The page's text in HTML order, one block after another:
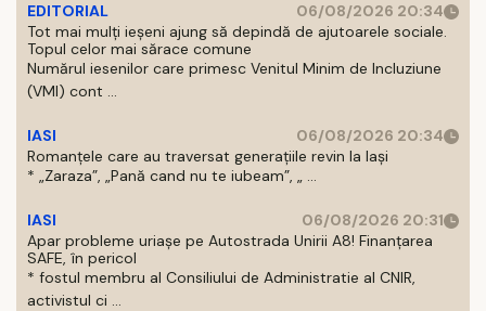
EDITORIAL
06/08/2026 20:34
Tot mai mulți ieșeni ajung să depindă de ajutoarele sociale.
Topul celor mai sărace comune
Numărul iesenilor care primesc Venitul Minim de Incluziune
(VMI) cont ...
IASI
06/08/2026 20:34
Romanțele care au traversat generațiile revin la Iași
* „Zaraza”, „Pană cand nu te iubeam”, „ ...
IASI
06/08/2026 20:31
Apar probleme uriașe pe Autostrada Unirii A8! Finanțarea
SAFE, în pericol
* fostul membru al Consiliului de Administratie al CNIR,
activistul ci ...